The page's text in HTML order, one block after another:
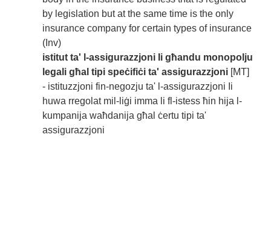
by legislation but at the same time is the only
insurance company for certain types of insurance
(Inv)
istitut ta' l-assigurazzjoni Ii għandu monopolju
legali għal tipi speċifiċi ta' assigurazzjoni [MT]
- istituzzjoni fin-negozju ta' l-assigurazzjoni Ii
huwa rregolat mil-liġi imma li fl-istess ħin hija l-
kumpanija waħdanija għal ċertu tipi ta'
assigurazzjoni